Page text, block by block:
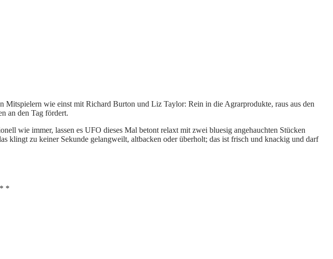
wie einst mit Richard Burton und Liz Taylor: Rein in die Agrarprodukte, raus aus den
an den Tag fördert.
wie immer, lassen es UFO dieses Mal betont relaxt mit zwei bluesig angehauchten Stücken
klingt zu keiner Sekunde gelangweilt, altbacken oder überholt; das ist frisch und knackig und darf
*